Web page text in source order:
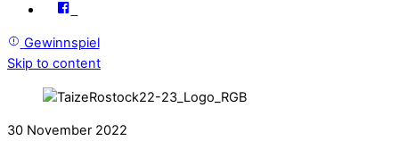
Gewinnspiel
Skip to content
30 November 2022